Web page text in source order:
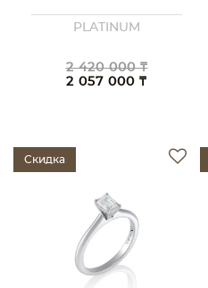
PLATINUM
2 420 000 ₸
2 057 000 ₸
Скидка